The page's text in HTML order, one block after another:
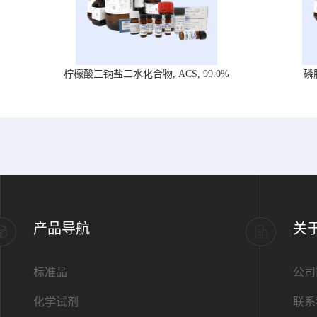
柠檬酸三钠盐二水化合物, ACS, 99.0% 磷
产品导航
标准品
化学试剂
关
公
联